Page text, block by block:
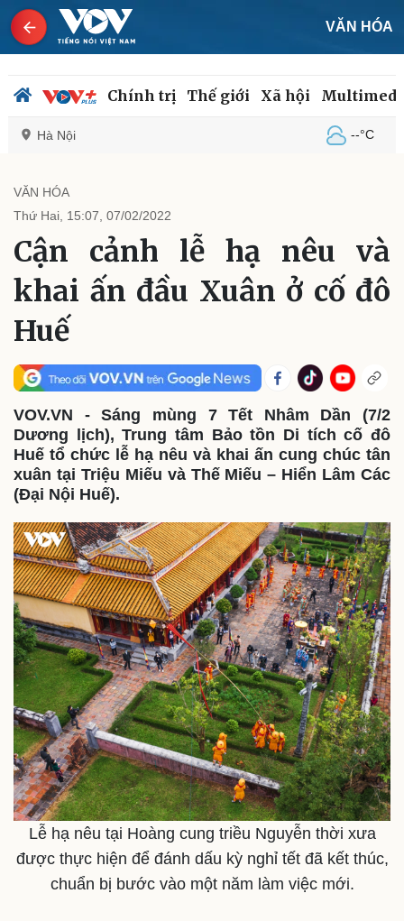
VĂN HÓA
Chính trị Thế giới Xã hội
Hà Nội --°C
Chính trị
Đảng
Tổ chức nhân sự
Quốc hội
Nhận diện sự thật
Tin 24h
Dự báo thời tiết
Giáo dục
Dấu ấn VOV
VĂN HÓA
Thứ Hai, 15:07, 07/02/2022
Cận cảnh lễ hạ nêu và
khai ấn đầu Xuân ở cố đô
Huế
VOV.VN - Sáng mùng 7 Tết Nhâm Dần (7/2
Dương lịch), Trung tâm Bảo tồn Di tích cố đô
Huế tổ chức lễ hạ nêu và khai ấn cung chúc tân
xuân tại Triệu Miếu và Thế Miếu – Hiển Lâm Các
(Đại Nội Huế).
Lễ hạ nêu tại Hoàng cung triều Nguyễn thời xưa
được thực hiện để đánh dấu kỳ nghỉ tết đã kết thúc,
chuẩn bị bước vào một năm làm việc mới.